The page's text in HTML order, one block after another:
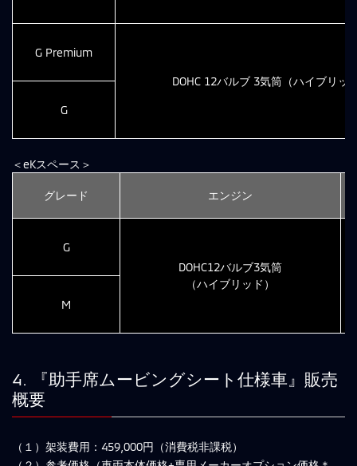
G Premium
DOHC 12バルブ 3気筒（ハイブリッ
G
＜eKスペース＞
グレード エンジン
G
DOHC12バルブ3気筒
（ハイブリッド）
M
4. 『助手席ムービングシート仕様車』販売
概要
（１）架装費用：459,000円（消費税非課税）